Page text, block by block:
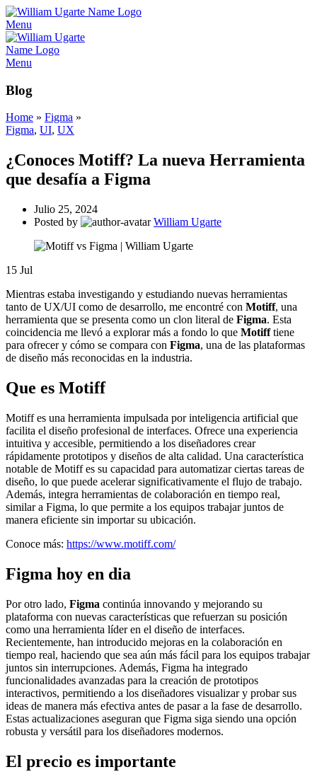
Menu
Menu
Blog
Home » Figma »
Figma, UI, UX
¿Conoces Motiff? La nueva Herramienta
que desafía a Figma
Julio 25, 2024
Posted by
William Ugarte
15 Jul
Mientras estaba investigando y estudiando nuevas herramientas
tanto de UX/UI como de desarrollo, me encontré con Motiff, una
herramienta que se presenta como un clon literal de Figma. Esta
coincidencia me llevó a explorar más a fondo lo que Motifftiene
para ofrecer y cómo se compara con Figma, una de las plataformas
de diseño más reconocidas en la industria.
Que es Motiff
Motiff es una herramienta impulsada por inteligencia artificial que
facilita el diseño profesional de interfaces. Ofrece una experiencia
intuitiva y accesible, permitiendo a los diseñadores crear
rápidamente prototipos y diseños de alta calidad. Una característica
notable de Motiff es su capacidad para automatizar ciertas tareas de
diseño, lo que puede acelerar significativamente el flujo de trabajo.
Además, integra herramientas de colaboración en tiempo real,
similar a Figma, lo que permite a los equipos trabajar juntos de
manera eficiente sin importar su ubicación.
Conoce más: https://www.motiff.com/
Figma hoy en dia
Por otro lado, Figma continúa innovando y mejorando su
plataforma con nuevas características que refuerzan su posición
como una herramienta líder en el diseño de interfaces.
Recientemente, han introducido mejoras en la colaboración en
tiempo real, haciendo que sea aún más fácil para los equipos trabajar
juntos sin interrupciones. Además, Figma ha integrado
funcionalidades avanzadas para la creación de prototipos
interactivos, permitiendo a los diseñadores visualizar y probar sus
ideas de manera más efectiva antes de pasar a la fase de desarrollo.
Estas actualizaciones aseguran que Figma siga siendo una opción
robusta y versátil para los diseñadores modernos.
El precio es importante